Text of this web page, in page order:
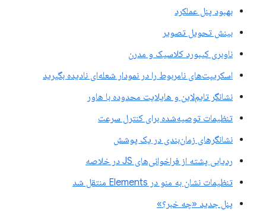
بهبود پنل عملکرد
بینش تحویل تصویر
ناوبری کیبورد کلاسیک و مدرن
اسکریپت‌های نامربوط را در نمودار شعله‌ای نادیده بگیرید
نشانگر تایم‌لاین و هایلایت محدوده با هاور
تنظیمات توصیه‌شده برای کنترل سرعت
نشانگرهای زمان‌بندی در یک پوشش
ردیابی پشته از فراخوانی‌های JS در خلاصه
تنظیمات نشان به منو در Elements منتقل شد
پنل جدید «چه خبر؟»